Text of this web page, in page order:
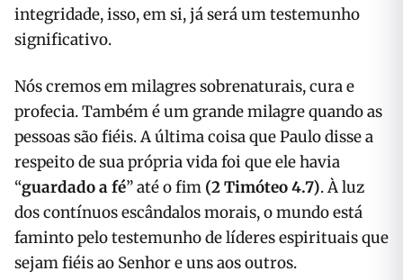
integridade, isso, em si, já será um testemunho
significativo.
Nós cremos em milagres sobrenaturais, cura e
profecia. Também é um grande milagre quando as
pessoas são fiéis. A última coisa que Paulo disse a
respeito de sua própria vida foi que ele havia
“guardado a fé” até o fim (2 Timóteo 4.7). À luz
dos contínuos escândalos morais, o mundo está
faminto pelo testemunho de líderes espirituais que
sejam fiéis ao Senhor e uns aos outros.